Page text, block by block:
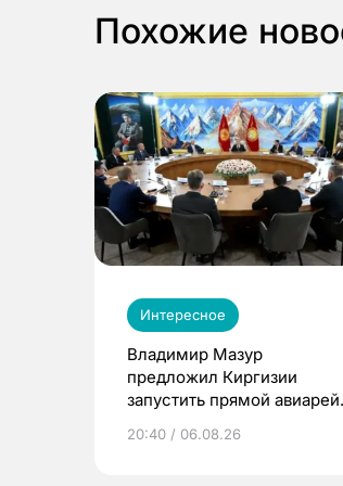
Похожие
Интересное
Владимир Мазур
предложил Киргизии
запустить прямой
20:40 / 06.08.26